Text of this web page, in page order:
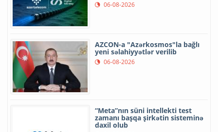
06-08-2026
AZCON-a "Azərkosmos"la bağlı
yeni səlahiyyətlər verilib
06-08-2026
“Meta”nın süni intellekti test
zamanı başqa şirkətin sisteminə
daxil olub